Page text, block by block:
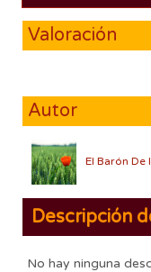
Valoración
Autor
El Barón De
Descripción
No hay ninguna